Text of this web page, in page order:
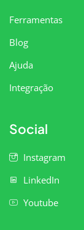
Ferramentas
Blog
Ajuda
Integração
Social
Instagram
LinkedIn
Youtube